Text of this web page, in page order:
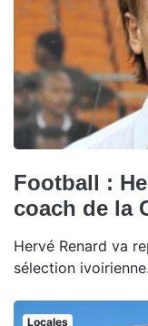
Football :
coach de la
Hervé Renard va
sélection ivoirienne.
Locales